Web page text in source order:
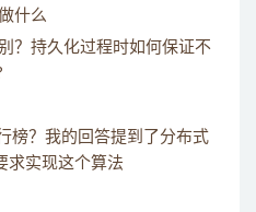
什么
？持久化过程时如何保证不
榜？我的回答提到了分布式
求实现这个算法